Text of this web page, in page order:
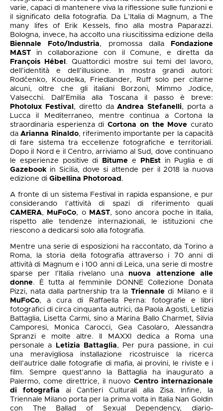
varie, capaci di mantenere viva la riflessione sulle funzioni e
il significato della fotografia. Da L’Italia di Magnum, a The
many lifes of Erik Kessels, fino alla mostra Paparazzi.
Bologna, invece, ha accolto una riuscitissima edizione della
Biennale Foto/Industria, promossa dalla Fondazione
MAST in collaborazione con il Comune, e diretta da
François Hébel. Quattordici mostre sui temi del lavoro,
dell’identità e dell’illusione. In mostra grandi autori:
Rodčenko, Koudelka, Friedlander, Ruff solo per citarne
alcuni, oltre che gli italiani Borzoni, Mimmo Jodice,
Valsecchi. Dall’Emilia alla Toscana il passo è breve:
Photolux Festival, diretto daAndrea Stefanelli, porta a
Lucca il Mediterraneo, mentre continua a Cortona la
straordinaria esperienza diCortona on the Move curato
daArianna Rinaldo, riferimento importante per la capacità
di fare sistema tra eccellenze fotografiche e territoriali.
Dopo il Nord e il Centro, arriviamo al Sud, dove continuano
le esperienze positive di Bitume e PhEst in Puglia e di
Gazebook in Sicilia, dove si attende per il 2018 la nuova
edizione di Gibellina Photoroad.
A fronte di un sistema Festival in rapida espansione, e pur
considerando l’attività di spazi di riferimento quali
CAMERA, MuFoCo, o MAST, sono ancora poche in Italia,
rispetto alle tendenze internazionali, le istituzioni che
riescono a dedicarsi solo alla fotografia.
Mentre una serie di esposizioni ha raccontato, da Torino a
Roma, la storia della fotografia attraverso i 70 anni di
attività di Magnum e i 100 anni di Leica, una serie di mostre
sparse per l’Italia rivelano unanuova attenzione alle
donne. È tutta al femminile DONNE Collezione Donata
Pizzi, nata dalla partnership tra laTriennaledi Milano e il
MuFoCo, a cura di Raffaella Perna: fotografie e libri
fotografici di circa cinquanta autrici, da Paola Agosti, Letizia
Battaglia, Lisetta Carmi, sino a Marina Ballo Charmet, Silvia
Camporesi, Monica Carocci, Gea Casolaro, Alessandra
Spranzi e molte altre. Il MAXXI dedica a Roma una
personale a
Letizia Battaglia, Per pura passione, in cui
una meravigliosa installazione ricostruisce la ricerca
dell’autrice dalle fotografie di mafia, ai provini, le riviste e i
film. Sempre quest’anno la Battaglia ha inaugurato a
Palermo, come direttrice, il nuovo Centro internazionale
di fotografia ai Cantieri Culturali alla Zisa. Infine, la
Triennale Milano porta per la prima volta in Italia Nan Goldin
con The Ballad of Sexual Dependency, diario-